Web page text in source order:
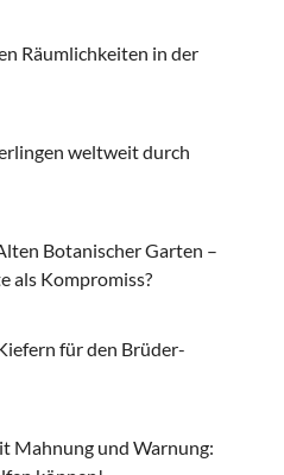
Räumlichkeiten in der
weltweit durch
Botanischer Garten –
als Kompromiss?
für den Brüder-
Mahnung und Warnung: